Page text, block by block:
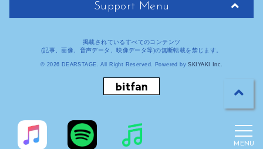
MENU
Support Menu
掲載されているすべてのコンテンツ
(記事、画像、音声データ、映像データ等)の無断転載を禁じます。
© 2026 DEARSTAGE. All Right Reserved. Powered bySKIYAKI Inc.